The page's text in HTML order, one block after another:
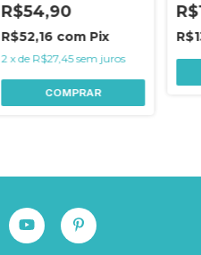
R$54,90
R$52,16 com Pix
2 xde R$27,45 sem juros
COMPRAR